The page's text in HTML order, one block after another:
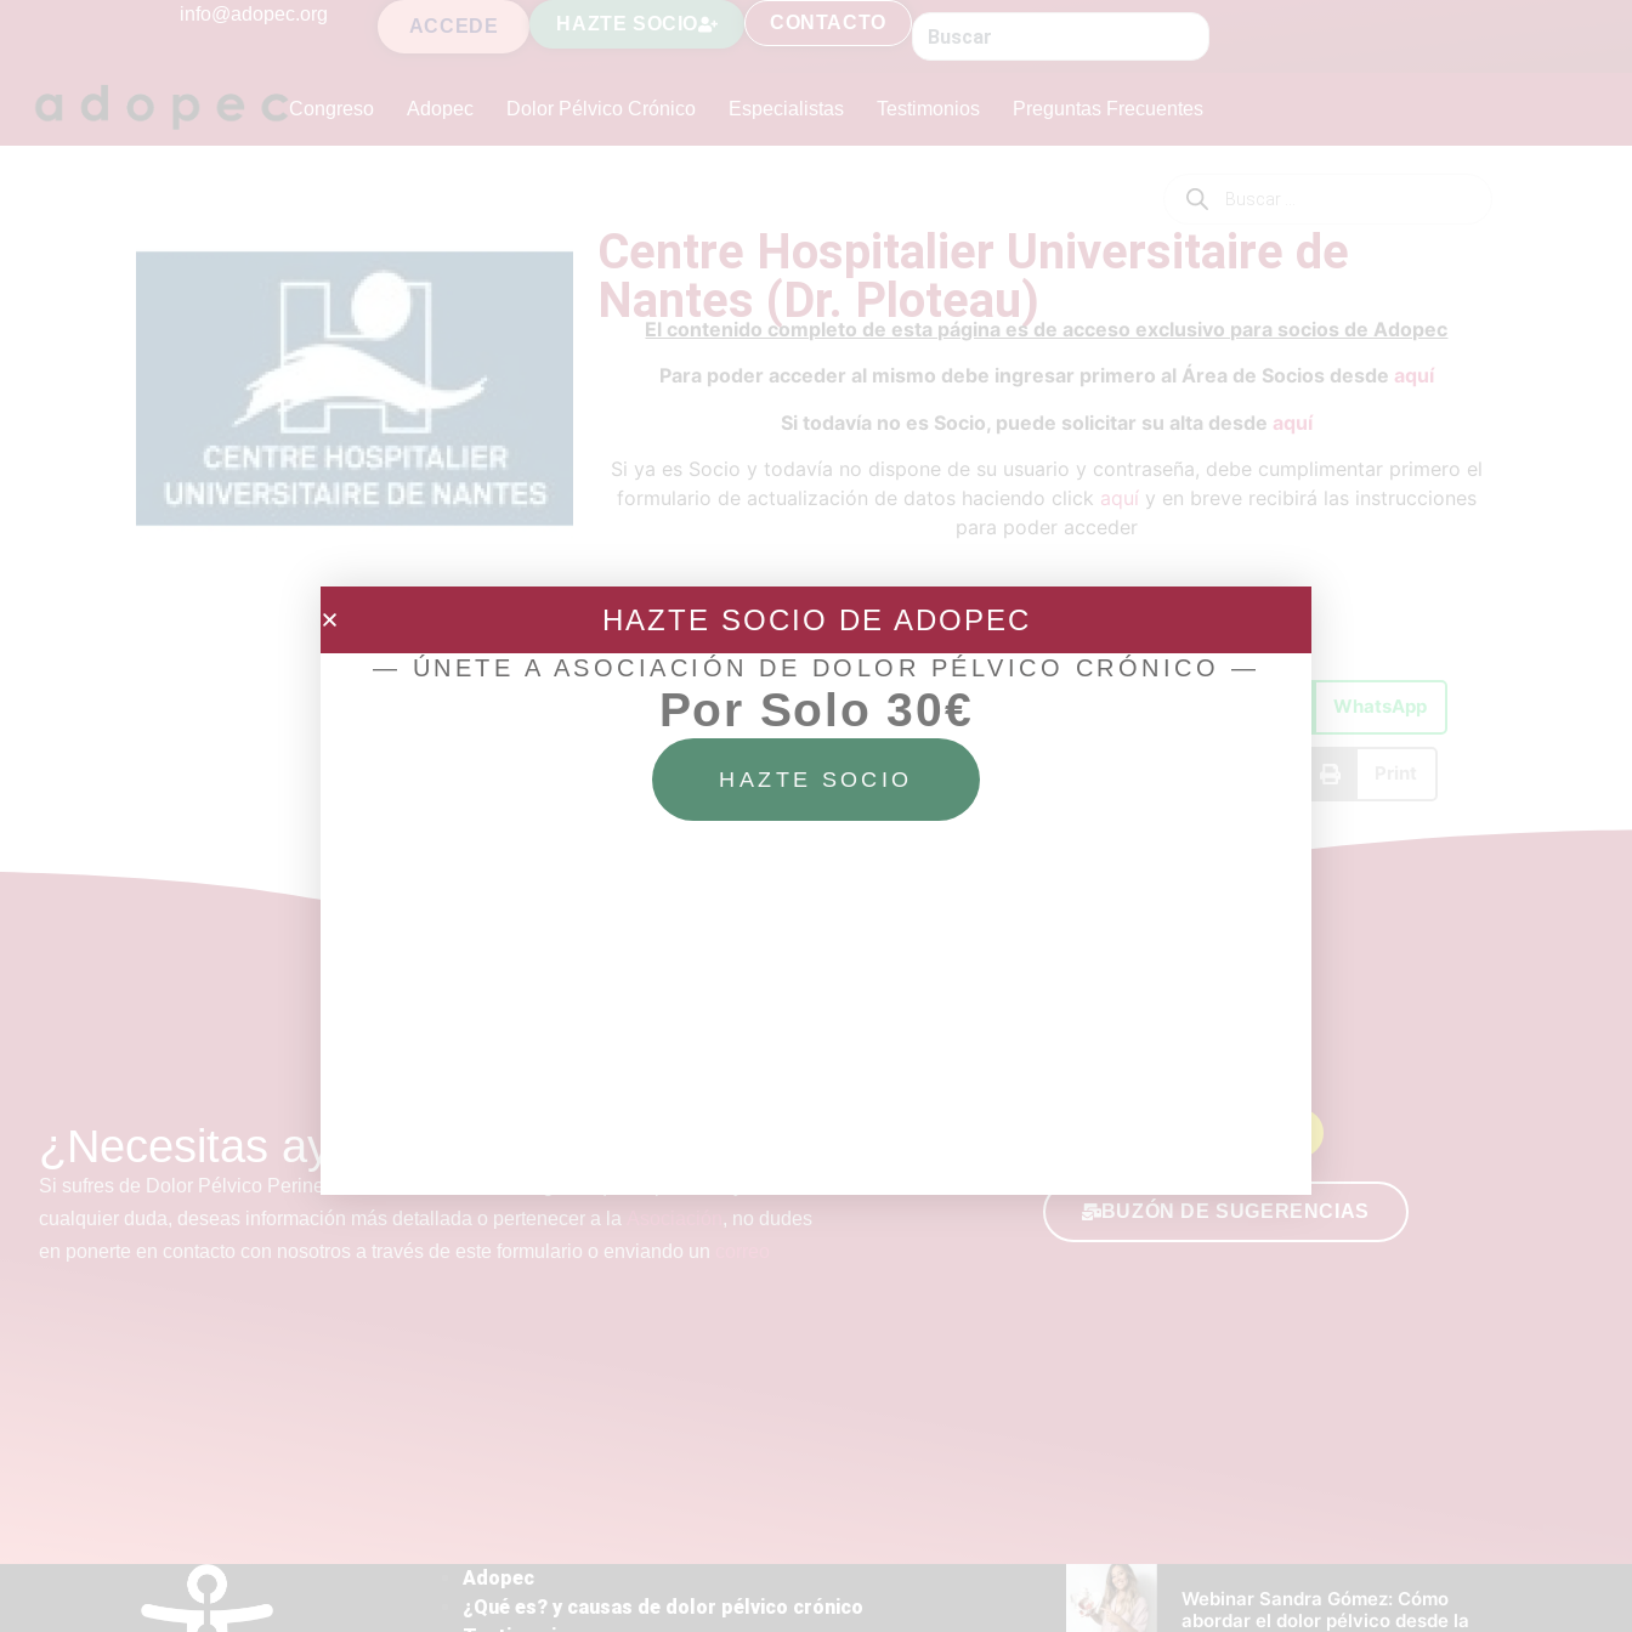
info@adopec.org
ACCEDE HAZTE SOCIO CONTACTO
Congreso Adopec Dolor Pélvico Crónico Especialistas Testimonios Preguntas Frecuentes
Centre Hospitalier Universitaire de
Nantes (Dr. Ploteau)
El contenido completo de esta página es de acceso exclusivo para socios de Adopec
Para poder acceder al mismo debe ingresar primero al Área de Socios desde aquí
Si todavía no es Socio, puede solicitar su alta desde aquí
Si ya es Socio y todavía no dispone de su usuario y contraseña, debe cumplimentar primero el
formulario de actualización de datos haciendo click aquí y en breve recibirá las instrucciones
para poder acceder
Facebook WhatsApp
Telegram
¿Necesitas ayuda?
Si sufres de Dolor Pélvico Perineal Crónico o conoces a alguien que lo padezca y tienes
cualquier duda, deseas información más detallada o pertenecer a la
, no dudes
en ponerte en contacto con nosotros a través de este formulario o enviando un
BUZÓN DE SUGERENCIAS
Adopec
¿Qué es? y causas de dolor pélvico crónico
Webinar Sandra Gómez: Cómo
abordar el dolor pélvico desde la
HAZTE SOCIO DE ADOPEC
— ÚNETE A ASOCIACIÓN DE DOLOR PÉLVICO CRÓNICO —
Por Solo 30€
HAZTE SOCIO